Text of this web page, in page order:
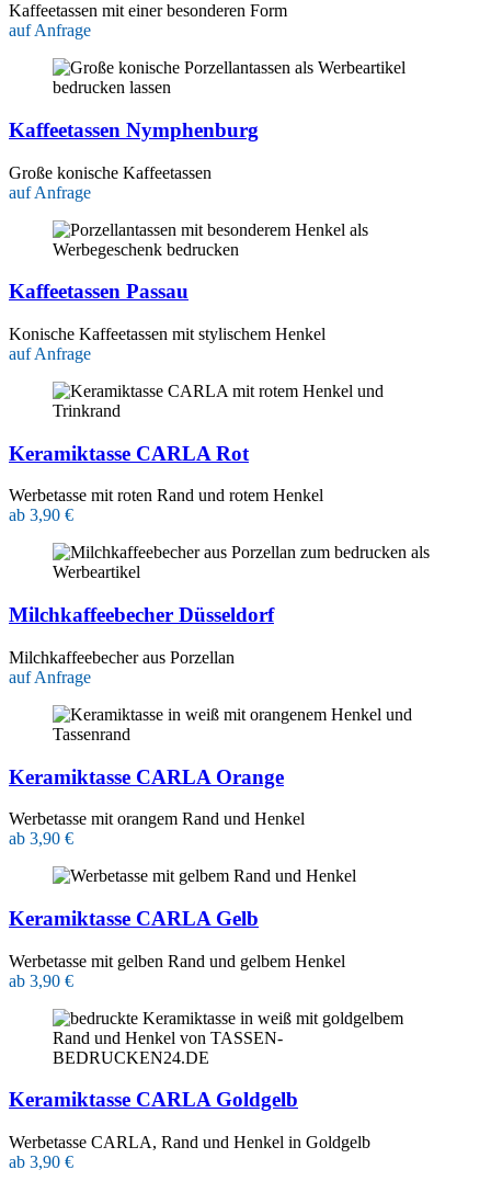
Kaffeetassen mit einer besonderen Form
auf Anfrage
Kaffeetassen Nymphenburg
Große konische Kaffeetassen
auf Anfrage
Kaffeetassen Passau
Konische Kaffeetassen mit stylischem Henkel
auf Anfrage
Keramiktasse CARLA Rot
Werbetasse mit roten Rand und rotem Henkel
ab 3,90 €
Milchkaffeebecher Düsseldorf
Milchkaffeebecher aus Porzellan
auf Anfrage
Keramiktasse CARLA Orange
Werbetasse mit orangem Rand und Henkel
ab 3,90 €
Keramiktasse CARLA Gelb
Werbetasse mit gelben Rand und gelbem Henkel
ab 3,90 €
Keramiktasse CARLA Goldgelb
Werbetasse CARLA, Rand und Henkel in Goldgelb
ab 3,90 €